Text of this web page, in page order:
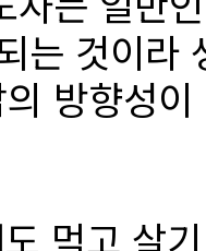
는 것이라
방향성
먹고 살